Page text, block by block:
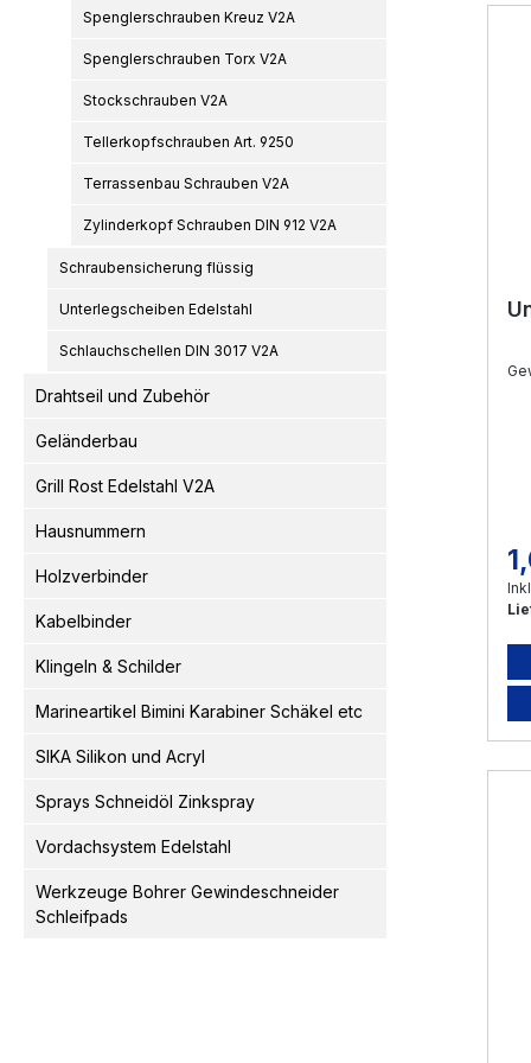
Spenglerschrauben Kreuz V2A
Spenglerschrauben Torx V2A
Stockschrauben V2A
Tellerkopfschrauben Art. 9250
Terrassenbau Schrauben V2A
Zylinderkopf Schrauben DIN 912 V2A
Schraubensicherung flüssig
Unterlegscheiben Edelstahl
Schlauchschellen DIN 3017 V2A
Drahtseil und Zubehör
Geländerbau
Grill Rost Edelstahl V2A
Hausnummern
Holzverbinder
Kabelbinder
Klingeln & Schilder
Marineartikel Bimini Karabiner Schäkel etc
SIKA Silikon und Acryl
Sprays Schneidöl Zinkspray
Vordachsystem Edelstahl
Werkzeuge Bohrer Gewindeschneider
Schleifpads